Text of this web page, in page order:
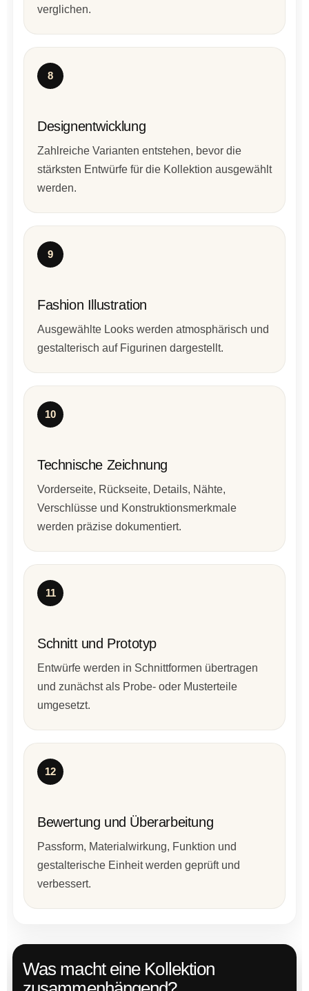
verglichen.
8
Designentwicklung
Zahlreiche Varianten entstehen, bevor die
stärksten Entwürfe für die Kollektion ausgewählt
werden.
9
Fashion Illustration
Ausgewählte Looks werden atmosphärisch und
gestalterisch auf Figurinen dargestellt.
10
Technische Zeichnung
Vorderseite, Rückseite, Details, Nähte,
Verschlüsse und Konstruktionsmerkmale
werden präzise dokumentiert.
11
Schnitt und Prototyp
Entwürfe werden in Schnittformen übertragen
und zunächst als Probe- oder Musterteile
umgesetzt.
12
Bewertung und Überarbeitung
Passform, Materialwirkung, Funktion und
gestalterische Einheit werden geprüft und
verbessert.
Was macht eine Kollektion